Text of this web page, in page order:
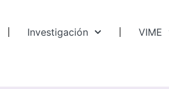
Investigación VIME